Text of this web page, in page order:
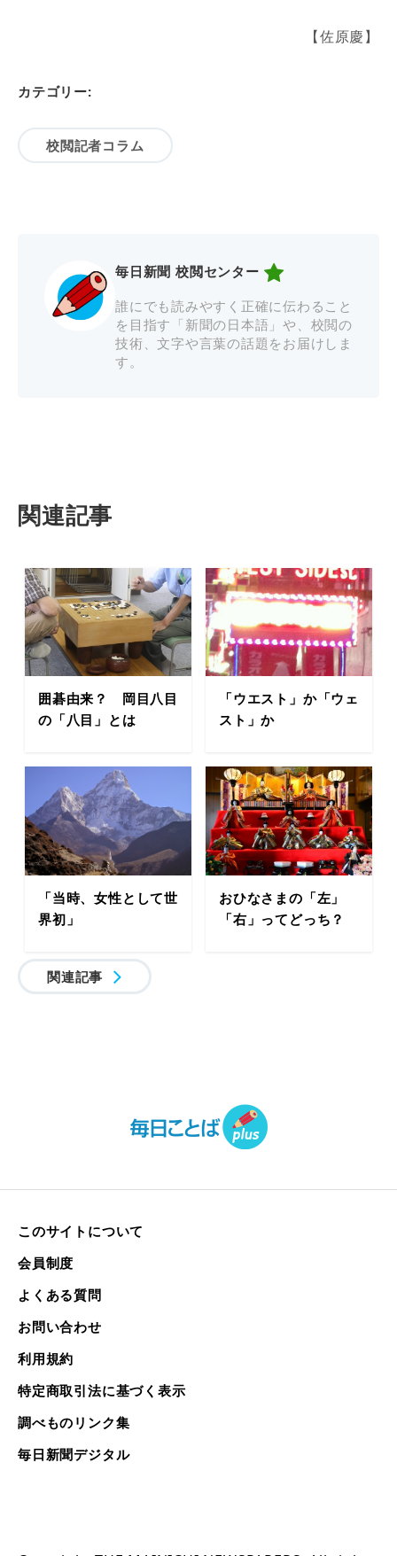
【佐原慶】
カテゴリー:
校閲記者コラム
毎日新聞 校閲センター
誰にでも読みやすく正確に伝わること
を目指す「新聞の日本語」や、校閲の
技術、文字や言葉の話題をお届けしま
す。
関連記事
囲碁由来？ 岡目八目
の「八目」とは
「ウエスト」か「ウェ
スト」か
「当時、女性として世
界初」
おひなさまの「左」
「右」ってどっち？
関連記事
このサイトについて
会員制度
よくある質問
お問い合わせ
利用規約
特定商取引法に基づく表示
調べものリンク集
毎日新聞デジタル